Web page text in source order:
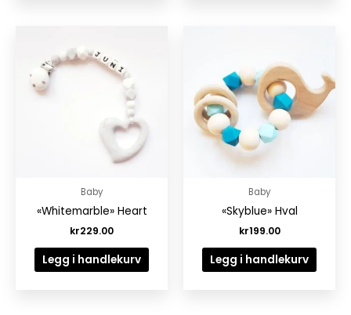
Baby
«Whitemarble» Heart
kr229.00
Legg i handlekurv
Baby
«Skyblue» Hval
kr199.00
Legg i handlekurv